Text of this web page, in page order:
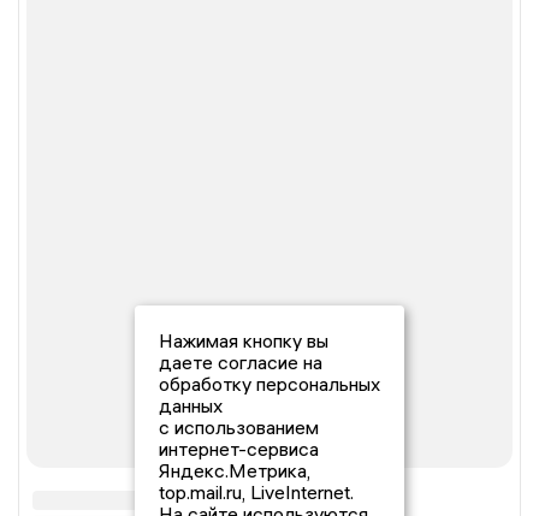
Нажимая кнопку вы
даете согласие на
обработку персональных
данных
с использованием
интернет-сервиса
Яндекс.Метрика,
top.mail.ru, LiveInternet.